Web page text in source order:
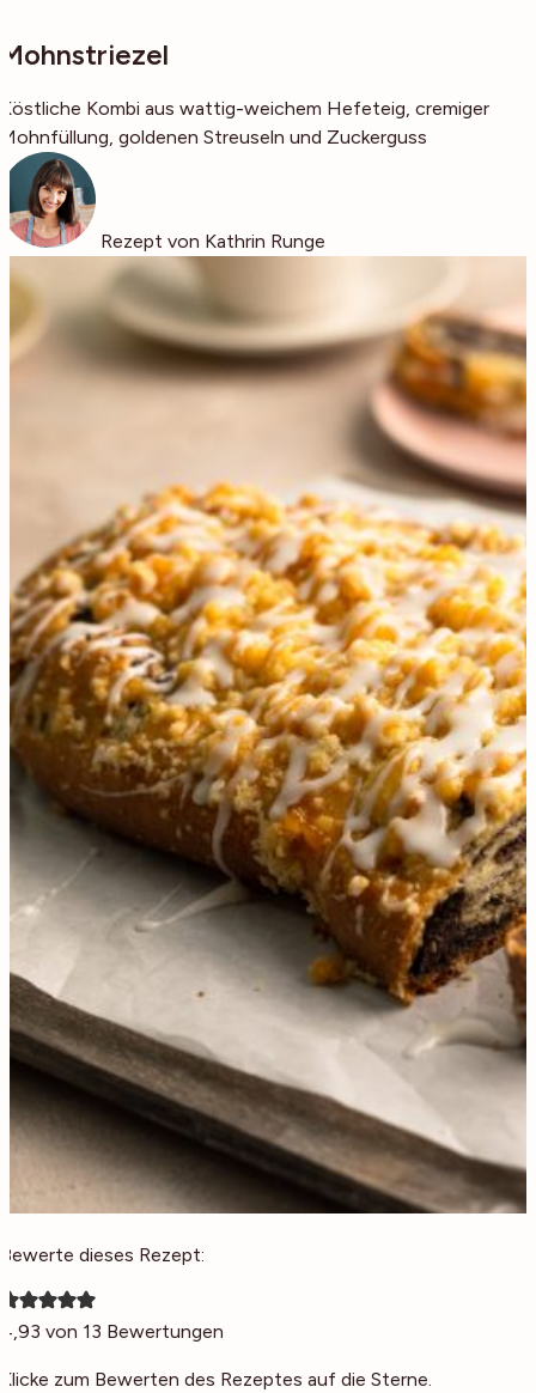
Mohnstriezel
Köstliche Kombi aus wattig-weichem Hefeteig, cremiger
Mohnfüllung, goldenen Streuseln und Zuckerguss
Rezept von Kathrin Runge
Bewerte dieses Rezept:
4,93 von 13 Bewertungen
Klicke zum Bewerten des Rezeptes auf die Sterne.